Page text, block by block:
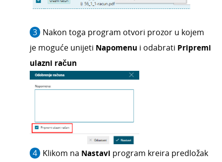
Nakon toga program otvori prozor u kojem
je moguće unijeti Napomenu i odabrati Pripremi
ulazni račun
Klikom na Nastavi program kreira predložak